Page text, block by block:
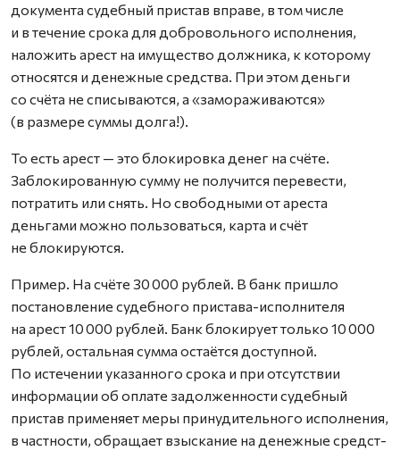
документа судебный пристав вправе, в том числе
и в течение срока для добровольного исполнения,
наложить арест на имущество должника, к которому
относятся и денежные средства. При этом деньги
со счёта не списываются, а «замораживаются»
(в размере суммы долга!).
То есть арест — это блокировка денег на счёте.
Заблокированную сумму не получится перевести,
потратить или снять. Но свободными от ареста
деньгами можно пользоваться, карта и счёт
не блокируются.
Пример. На счёте 30 000 рублей. В банк пришло
постановление судебного пристава-исполнителя
на арест 10 000 рублей. Банк блокирует только 10 000
рублей, остальная сумма остаётся доступной.
По истечении указанного срока и при отсутствии
информации об оплате задолженности судебный
пристав применяет меры принудительного исполнения,
в частности, обращает взыскание на денежные средст­